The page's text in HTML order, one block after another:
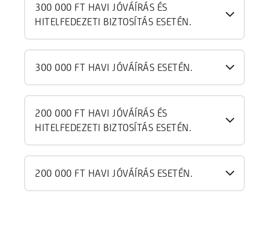
300 000 FT HAVI JÓVÁÍRÁS ÉS
HITELFEDEZETI BIZTOSÍTÁS ESETÉN.
300 000 FT HAVI JÓVÁÍRÁS ESETÉN.
200 000 FT HAVI JÓVÁÍRÁS ÉS
HITELFEDEZETI BIZTOSÍTÁS ESETÉN.
200 000 FT HAVI JÓVÁÍRÁS ESETÉN.